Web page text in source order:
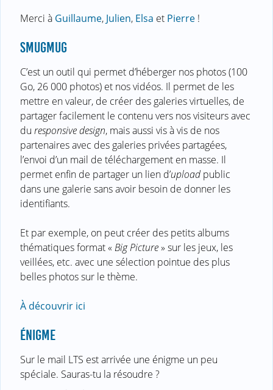
Merci à Guillaume, Julien, Elsa et Pierre !
SMUGMUG
C’est un outil qui permet d’héberger nos photos (100
Go, 26 000 photos) et nos vidéos. Il permet de les
mettre en valeur, de créer des galeries virtuelles, de
partager facilement le contenu vers nos visiteurs avec
du responsive design, mais aussi vis à vis de nos
partenaires avec des galeries privées partagées,
l’envoi d’un mail de téléchargement en masse. Il
permet enfin de partager un lien d’uploadpublic
dans une galerie sans avoir besoin de donner les
identifiants.
Et par exemple, on peut créer des petits albums
thématiques format «Big Picture» sur les jeux, les
veillées, etc. avec une sélection pointue des plus
belles photos sur le thème.
À découvrir ici
ÉNIGME
Sur le mail LTS est arrivée une énigme un peu
spéciale. Sauras-tu la résoudre ?